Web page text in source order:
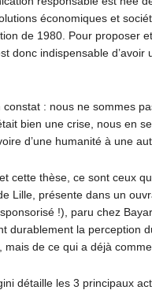
économiques et
de 1980. Pour proposer
donc indispensable d’avoir
constat : nous ne sommes
bien une crise, nous en
d’une humanité à une
cette thèse, ce sont ceux
Lille, présente dans un
!), paru chez
durablement la perception
mais de ce qui a déjà
détaille les 3 principaux